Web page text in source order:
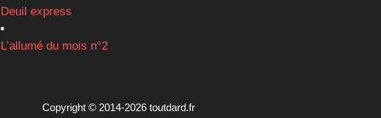
Deuil express
L’allumé du mois n°2
Copyright © 2014-2026 toutdard.fr